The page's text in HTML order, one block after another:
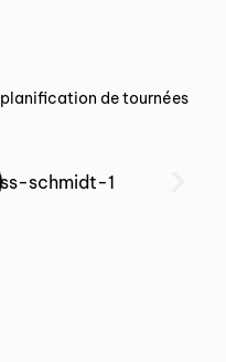
planification de tournées